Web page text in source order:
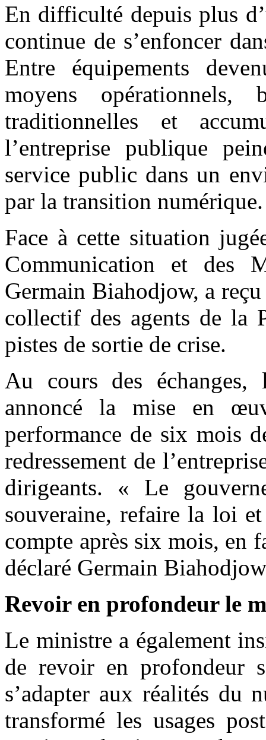
En difficulté depuis plus
continue de s’enfoncer
Entre équipements
moyens opérationnels,
traditionnelles et
l’entreprise publique
service public dans un
par la transition numérique.
Face à cette situation
Communication et des
Germain Biahodjow, a
collectif des agents de la
pistes de sortie de crise.
Au cours des échanges,
annoncé la mise en
performance de six mois
redressement de
dirigeants. « Le
souveraine, refaire la loi
compte après six mois, en
déclaré Germain
Revoir en profondeur le
Le ministre a également
de revoir en profondeur
s’adapter aux réalités du
transformé les usages